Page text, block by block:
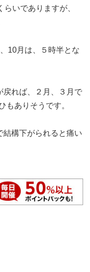
いでありますが、
10月は、５時半とな
戻れば、２月、３月で
もありそうです。
結構下がられると痛い